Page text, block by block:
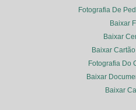
Fotografia De
Baixar
Baixar
Baixar
Fotografia Do
Baixar
Baixar